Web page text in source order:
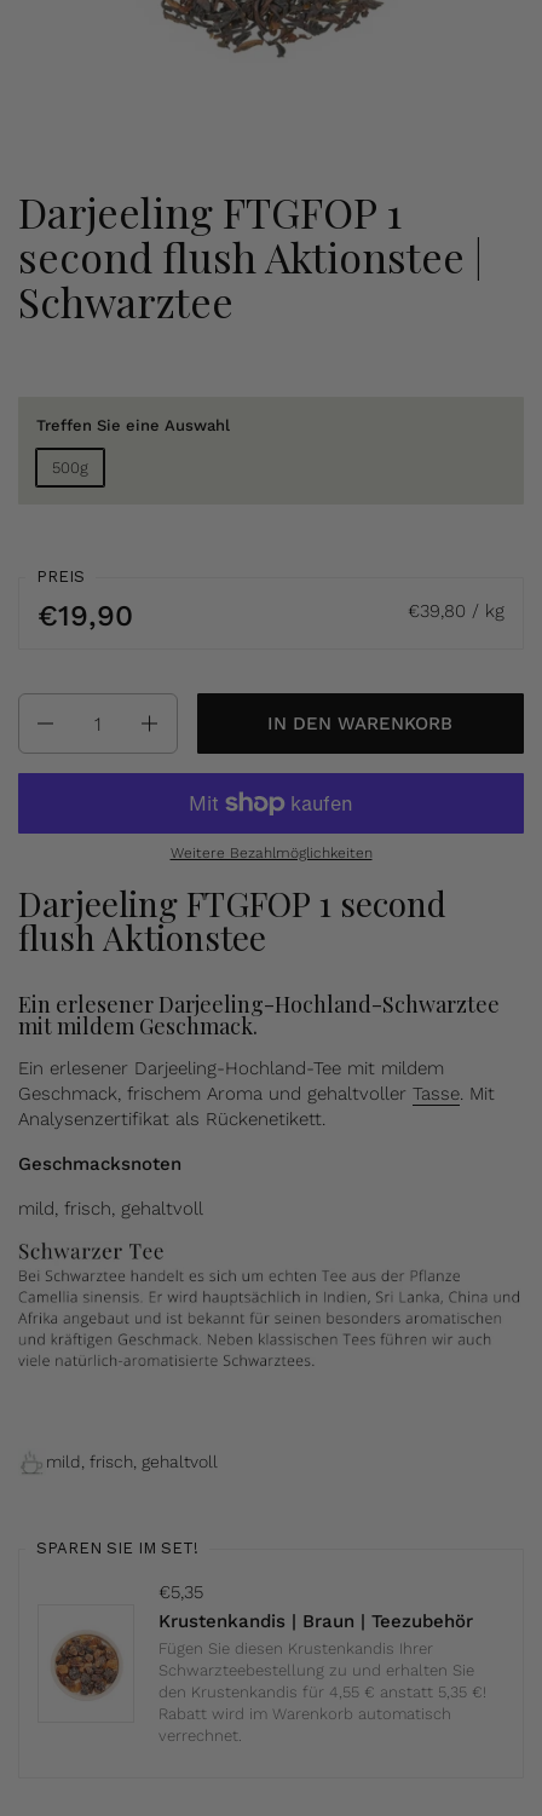
Darjeeling FTGFOP 1
second flush Aktionstee |
Schwarztee
Treffen Sie eine Auswahl
500g
PREIS
€19,90 €39,80 / kg
IN DEN WARENKORB
Weitere Bezahlmöglichkeiten
Darjeeling FTGFOP 1 second
flush Aktionstee
Ein erlesener Darjeeling-Hochland-Schwarztee
mit mildem Geschmack.
Ein erlesener Darjeeling-Hochland-Tee mit mildem
Geschmack, frischem Aroma und gehaltvoller Tasse. Mit
Analysenzertifikat als Rückenetikett.
Geschmacksnoten
mild, frisch, gehaltvoll
mild, frisch, gehaltvoll
SPAREN SIE IM SET!
€5,35
Krustenkandis | Braun | Teezubehör
Fügen Sie diesen Krustenkandis Ihrer
Schwarzteebestellung zu und erhalten Sie
den Krustenkandis für 4,55 € anstatt 5,35 €!
Rabatt wird im Warenkorb automatisch
verrechnet.